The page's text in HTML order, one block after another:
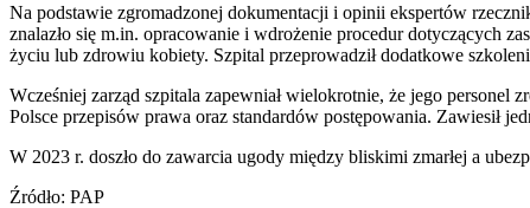
Na podstawie zgromadzonej dokumentacji i opinii ekspertów
znalazło się m.in. opracowanie i wdrożenie procedur dotyczących
życiu lub zdrowiu kobiety. Szpital przeprowadził dodatkowe
Wcześniej zarząd szpitala zapewniał wielokrotnie, że jego
Polsce przepisów prawa oraz standardów postępowania. Zawiesił
W 2023 r. doszło do zawarcia ugody między bliskimi zmarłej a
Źródło: PAP